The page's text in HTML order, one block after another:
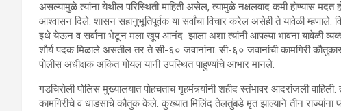
असल्यामुळे त्यांना येथील परिस्थिती माहिती असेल, त्यामुळे नक्षलवाद कमी होण्यास
आश्वासन दिले. शासन सहानुभूतिपूर्वक या सर्वांचा विचार करेल असेही ते यावेळी म्हणाले.
इथे येऊन व सर्वांना भेटून मला खूप आनंद झाला अशा त्यांनी आपल्या भावना यावेळी
शौर्य पदक मिळाले असतील तर ते सी-६० जवानांना. सी-६० जवानांची कामगिरी
पोलीस अधीक्षक अंकित गोयल यांनी उपस्थित पाहुण्यांचे आभार मानले.
गडचिरोली पोलिस मुख्यालयात पोहचताच गृहमंत्र्यांनी शहीद स्तंभावर आदरांजली
कामगिरीचे व धाडसाचे कौतुक केले. कुख्यात मिलिंद तेलतुंबडे मृत झाल्याने तीन राज्यांना